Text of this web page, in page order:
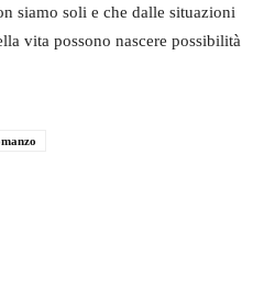
siamo soli e che dalle situazioni
vita possono nascere possibilità